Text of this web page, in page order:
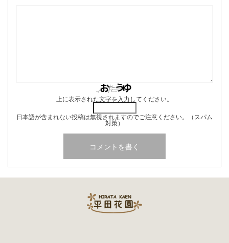
上に表示された文字を入力してください。
日本語が含まれない投稿は無視されますのでご注意ください。（スパム
対策）